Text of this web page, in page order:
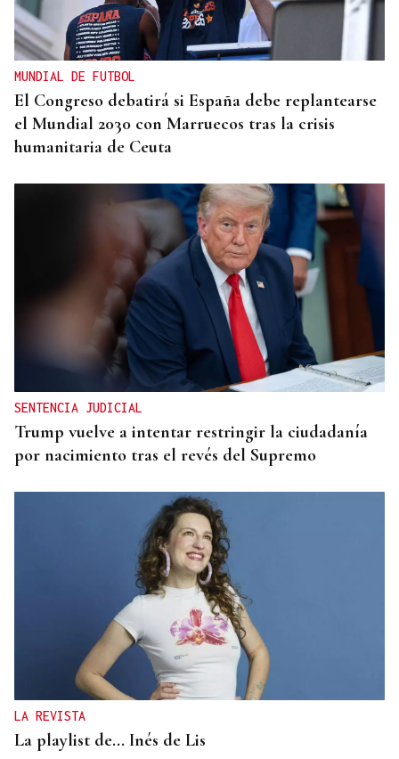
La D.O. Monterrei refuerza su proyección
enoturística junto a Expourense
MUNDIAL DE FUTBOL
El Congreso debatirá si España debe replantearse
el Mundial 2030 con Marruecos tras la crisis
humanitaria de Ceuta
SENTENCIA JUDICIAL
Trump vuelve a intentar restringir la ciudadanía
por nacimiento tras el revés del Supremo
LA REVISTA
La playlist de... Inés de Lis